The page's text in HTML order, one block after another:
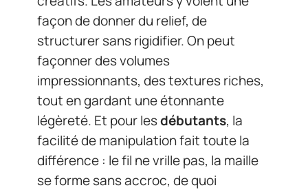
façon de donner du relief, de
structurer sans rigidifier. On peut
façonner des volumes
impressionnants, des textures riches,
tout en gardant une étonnante
légèreté. Et pour lesdébutants, la
facilité de manipulation fait toute la
différence : le fil ne vrille pas, la maille
se forme sans accroc, de quoi